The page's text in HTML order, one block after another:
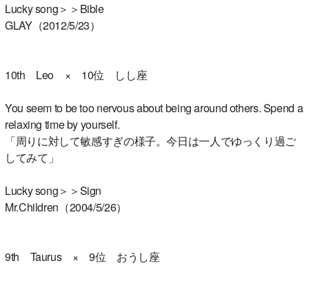
Lucky song＞＞Bible
GLAY（2012/5/23）
10th Leo × 10位 しし座
You seem to be too nervous about being around others. Spend a
relaxing time by yourself.
「周りに対して敏感すぎの様子。今日は一人でゆっくり過ご
してみて」
Lucky song＞＞Sign
Mr.Children（2004/5/26）
9th Taurus × 9位 おうし座